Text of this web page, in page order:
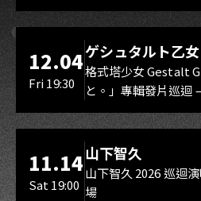
LIVE WAREHOUSE 小庫
12.04
Fri 19:30
ゲシュタルト乙
Gestalt Girl
格式塔少女 Gestalt
と。」專輯發片巡迴
11.14
Sat 19:00
山下智久
山下智久 2026 巡迴
場